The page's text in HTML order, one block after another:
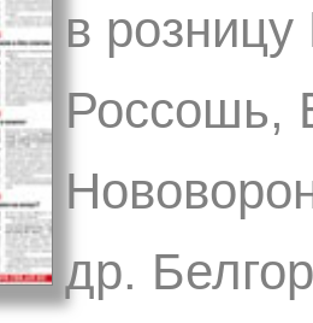
в
Россошь,
др.